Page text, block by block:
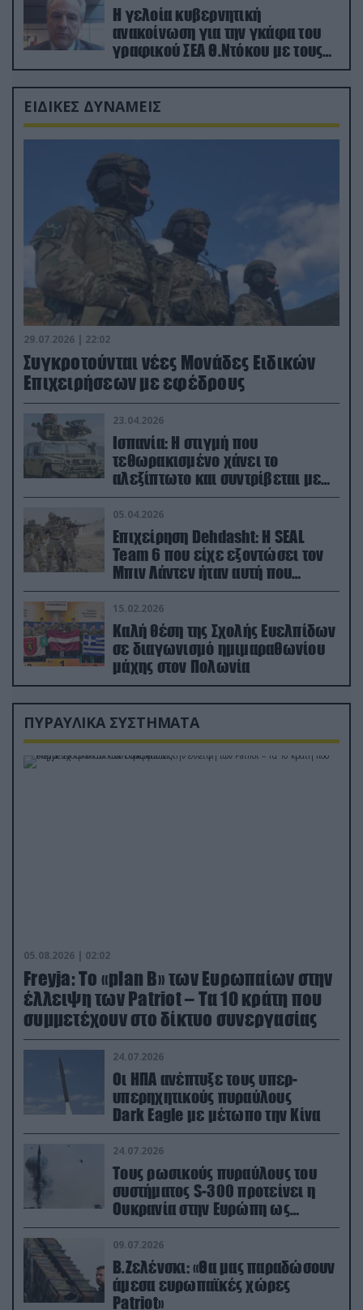
Η γελοία κυβερνητική
ανακοίνωση για την γκάφα του
γραφικού ΣΕΑ Θ.Ντόκου με τους
Ρώσους φαρσέρ
ΕΙΔΙΚΕΣ ΔΥΝΑΜΕΙΣ
29.07.2026 | 22:02
Συγκροτούνται νέες Μονάδες Ειδικών
Επιχειρήσεων με εφέδρους
23.04.2026
Ισπανία: Η στιγμή που
τεθωρακισμένο χάνει το
αλεξίπτωτο και συντρίβεται με
ορμή στο έδαφος (βίντεο)
05.04.2026
Επιχείρηση Dehdasht: Η SEAL
Team 6 που είχε εξοντώσει τον
Μπιν Λάντεν ήταν αυτή που
διέσωσε τον πιλότο του F-15
15.02.2026
Καλή θέση της Σχολής Ευελπίδων
σε διαγωνισμό ημιμαραθωνίου
μάχης στον Πολωνία
ΠΥΡΑΥΛΙΚΑ ΣΥΣΤΗΜΑΤΑ
05.08.2026 | 02:02
Freyja: Το «plan Β» των Ευρωπαίων στην
έλλειψη των Patriot – Τα 10 κράτη που
συμμετέχουν στο δίκτυο συνεργασίας
24.07.2026
Οι ΗΠΑ ανέπτυξε τους υπερ-
υπερηχητικούς πυραύλους
Dark Eagle με μέτωπο την Κίνα
24.07.2026
Τους ρωσικούς πυραύλους του
συστήματος S-300 προτείνει η
Ουκρανία στην Ευρώπη ως
αντιβαλλιστικό σύστημα
09.07.2026
Β.Ζελένσκι: «Θα μας παραδώσουν
άμεσα ευρωπαϊκές χώρες
Patriot»